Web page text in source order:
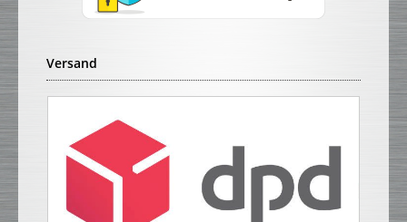
Versand